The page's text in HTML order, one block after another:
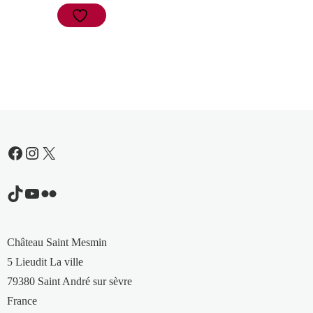
Facebook
Instagram
X
TikTok
YouTube
Flickr
Château Saint Mesmin
5 Lieudit La ville
79380 Saint André sur sèvre
France